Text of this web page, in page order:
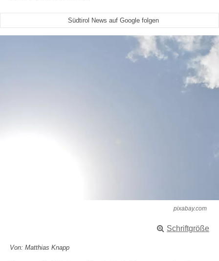
Südtirol News auf Google folgen
pixabay.com
Schriftgröße
Von: Matthias Knapp